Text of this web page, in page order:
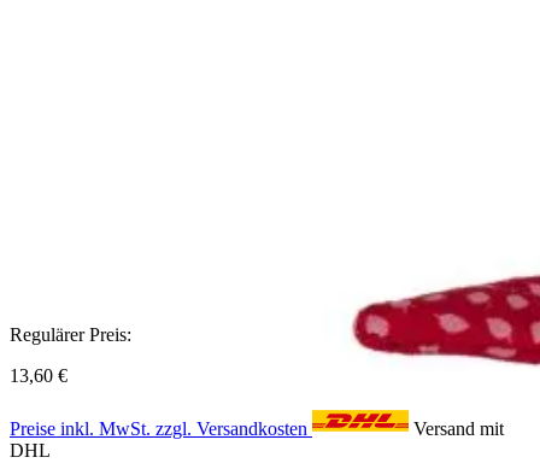
Regulärer Preis:
13,60 €
Preise inkl. MwSt. zzgl. Versandkosten
Versand mit
DHL